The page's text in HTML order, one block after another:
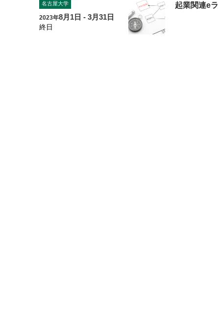
名古屋大学
2023年8月1日 - 3月31日
終日
起業関連e